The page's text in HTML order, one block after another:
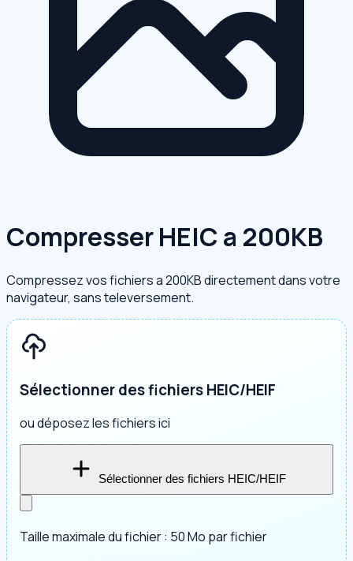
Compresser HEIC a 200KB
Compressez vos fichiers a 200KB directement dans votre
navigateur, sans televersement.
Sélectionner des fichiers HEIC/HEIF
ou déposez les fichiers ici
Sélectionner des fichiers HEIC/HEIF
Taille maximale du fichier : 50 Mo par fichier